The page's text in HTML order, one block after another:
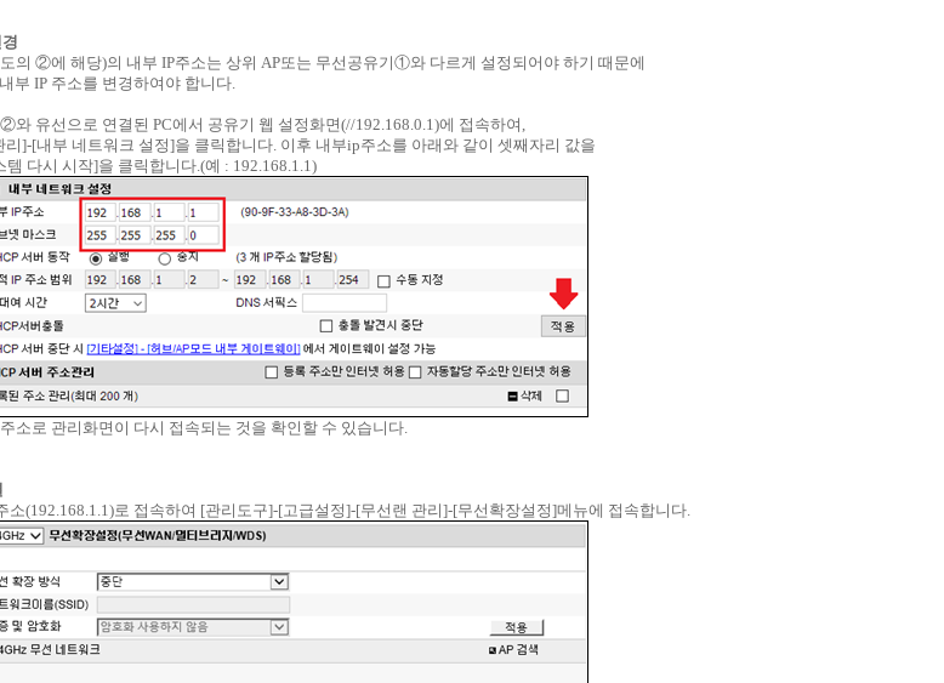
의 ②에 해당)의 내부 IP주소는 상위 AP또는 무선공유기①와 다르게 설정되어야 하기 때문에
부 IP 주소를 변경하여야 합니다.
와 유선으로 연결된 PC에서 공유기 웹 설정화면(//192.168.0.1)에 접속하여,
]-[내부 네트워크 설정]을 클릭합니다. 이후 내부ip주소를 아래와 같이 셋째자리 값을
다시 시작]을 클릭합니다.(예 : 192.168.1.1)
소로 관리화면이 다시 접속되는 것을 확인할 수 있습니다.
소(192.168.1.1)로 접속하여 [관리도구]-[고급설정]-[무선랜 관리]-[무선확장설정]메뉴에 접속합니다.